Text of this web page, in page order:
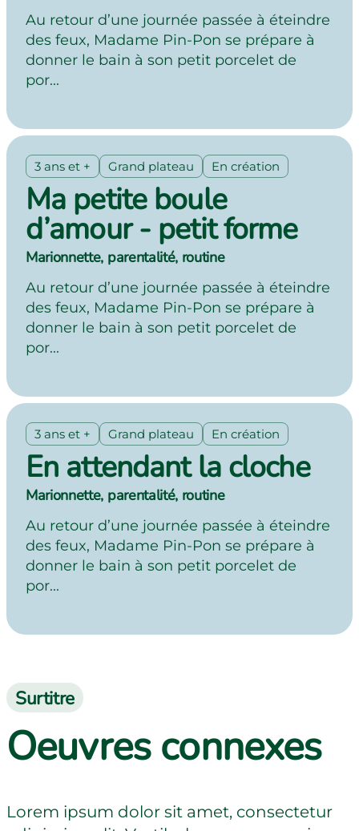
Au retour d’une journée passée à éteindre
des feux, Madame Pin-Pon se prépare à
donner le bain à son petit porcelet de
por...
3 ans et + Grand plateau En création
Ma petite boule
d’amour - petit forme
Marionnette, parentalité, routine
Au retour d’une journée passée à éteindre
des feux, Madame Pin-Pon se prépare à
donner le bain à son petit porcelet de
por...
3 ans et + Grand plateau En création
En attendant la cloche
Marionnette, parentalité, routine
Au retour d’une journée passée à éteindre
des feux, Madame Pin-Pon se prépare à
donner le bain à son petit porcelet de
por...
Surtitre
Oeuvres connexes
Lorem ipsum dolor sit amet, consectetur